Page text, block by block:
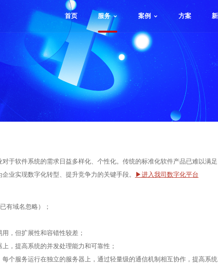
首页 服务 案例 方案
于软件系统的需求日益多样化、个性化。传统的标准化软件产品已难以满足
业实现数字化转型、提升竞争力的关键手段。
▶进入我司数字化平台
有域名忽略）；
，但扩展性和容错性较差；
，提高系统的并发处理能力和可靠性；
个服务运行在独立的服务器上，通过轻量级的通信机制相互协作，提高系统